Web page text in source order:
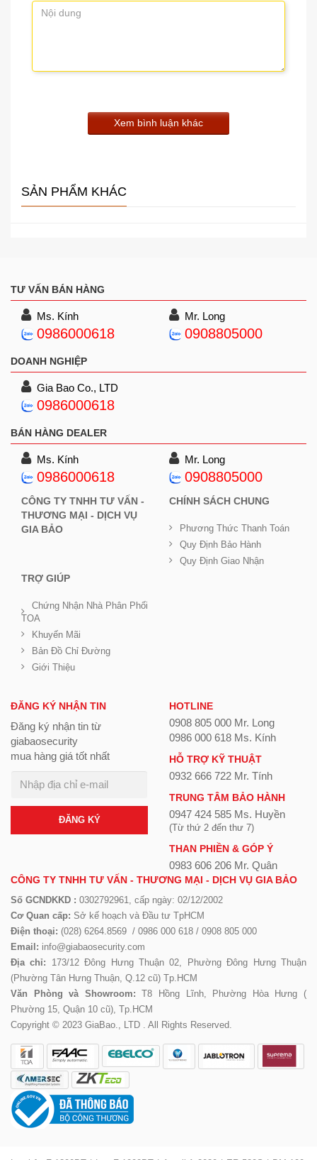
Xem bình luận khác
SẢN PHẨM KHÁC
TƯ VẤN BÁN HÀNG
Ms. Kính
0986000618
Mr. Long
0908805000
DOANH NGHIỆP
Gia Bao Co., LTD
0986000618
BÁN HÀNG DEALER
Ms. Kính
0986000618
Mr. Long
0908805000
CÔNG TY TNHH TƯ VẤN -
THƯƠNG MẠI - DỊCH VỤ
GIA BẢO
CHÍNH SÁCH CHUNG
Phương Thức Thanh Toán
Quy Định Bảo Hành
Quy Định Giao Nhận
TRỢ GIÚP
Chứng Nhận Nhà Phân Phối
TOA
Khuyến Mãi
Bản Đồ Chỉ Đường
Giới Thiệu
ĐĂNG KÝ NHẬN TIN
Đăng ký nhận tin từ
giabaosecurity
mua hàng giá tốt nhất
ĐĂNG KÝ
HOTLINE
0908 805 000 Mr. Long
0986 000 618 Ms. Kính
HỖ TRỢ KỸ THUẬT
0932 666 722 Mr. Tính
TRUNG TÂM BẢO HÀNH
0947 424 585 Ms. Huyền
(Từ thứ 2 đến thư 7)
THAN PHIỀN & GÓP Ý
0983 606 206 Mr. Quân
CÔNG TY TNHH TƯ VẤN - THƯƠNG MẠI - DỊCH VỤ GIA BẢO
Số GCNDKKD : 0302792961, cấp ngày: 02/12/2002
Cơ Quan cấp: Sở kế hoạch và Đầu tư TpHCM
Điện thoại: (028) 6264.8569 / 0986 000 618 / 0908 805 000
Email: info@giabaosecurity.com
Địa chỉ: 173/12 Đông Hưng Thuận 02, Phường Đông Hưng Thuận
(Phường Tân Hưng Thuận, Q.12 cũ) Tp.HCM
Văn Phòng và Showroom: T8 Hồng Lĩnh, Phường Hòa Hưng (
Phường 15, Quận 10 cũ), Tp.HCM
Copyright © 2023 GiaBao., LTD . All Rights Reserved.